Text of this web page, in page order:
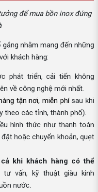
để mua bồn inox đứng
nhằm mang đến những
khách hàng:
phát triển, cải tiến không
về công nghệ mới nhất.
tận nơi, miễn phísau khi
theo các tỉnh, thành phố).
hình thức như thanh toán
hoặc chuyển khoản, quẹt
khi khách hàng có thể
tư vấn, kỹ thuật giàu kinh
nước.